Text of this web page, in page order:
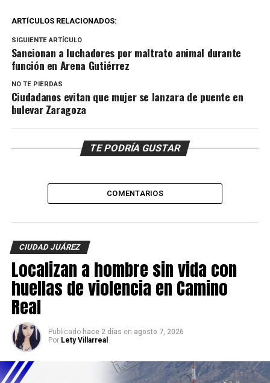
ARTÍCULOS RELACIONADOS:
SIGUIENTE ARTÍCULO
Sancionan a luchadores por maltrato animal durante
función en Arena Gutiérrez
NO TE PIERDAS
Ciudadanos evitan que mujer se lanzara de puente en
bulevar Zaragoza
TE PODRÍA GUSTAR
COMENTARIOS
CIUDAD JUÁREZ
Localizan a hombre sin vida con
huellas de violencia en Camino
Real
Publicado hace 2 días en agosto 7, 2026
Por Lety Villarreal